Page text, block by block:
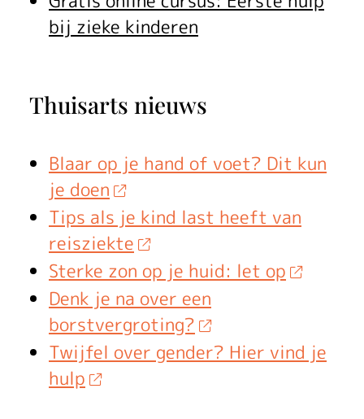
bij zieke kinderen
Thuisarts nieuws
Blaar op je hand of voet? Dit kun
je doen
Tips als je kind last heeft van
reisziekte
Sterke zon op je huid: let op
Denk je na over een
borstvergroting?
Twijfel over gender? Hier vind je
hulp